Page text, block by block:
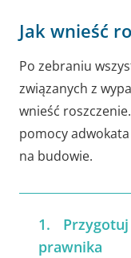
Jak wnieść
Po zebraniu
związanych z
wnieść
pomocy
na budowie.
prawnika